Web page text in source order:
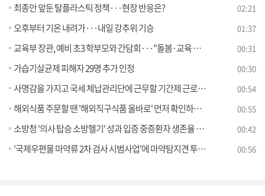
최종안 앞둔 탈플라스틱 정책···현장 반응은? 02:21
오후부터 기온 내려가···내일 강추위 기승 01:37
교육부 장관, 예비 초3 학부모와 간담회···"돌봄·교육 지원 논의" 00:31
가습기살균제 피해자 29명 추가 인정 00:30
사명감을 가지고 국세 체납관리단에 근무할 기간제 근로자를 모집합니다 00:54
해외식품 주문할 땐 '해외직구식품 올바로' 먼저 확인하세요 00:55
소방청 '의사 탑승 소방헬기' 성과 입증 중증환자 생존율 79% 달성 00:42
'국제우편물 마약류 2차 검사 시범사업'에 마약탐지견 투입 및 현장 운영상황 점검 00:56